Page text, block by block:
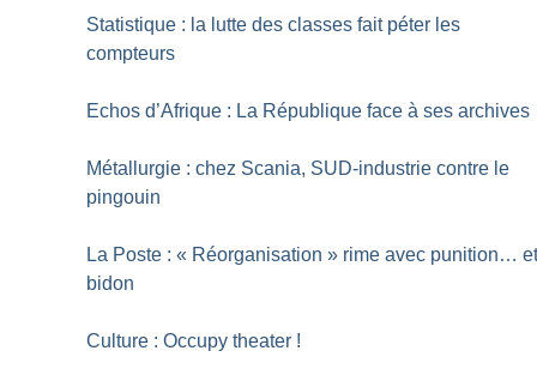
Statistique : la lutte des classes fait péter les
compteurs
Echos d’Afrique : La République face à ses archives
Métallurgie : chez Scania, SUD-industrie contre le
pingouin
La Poste : « Réorganisation » rime avec punition…
bidon
Culture : Occupy theater !